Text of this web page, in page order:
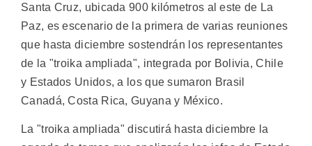
Santa Cruz, ubicada 900 kilómetros al este de La
Paz, es escenario de la primera de varias reuniones
que hasta diciembre sostendrán los representantes
de la "troika ampliada", integrada por Bolivia, Chile
y Estados Unidos, a los que sumaron Brasil
Canadá, Costa Rica, Guyana y México.
La "troika ampliada" discutirá hasta diciembre la